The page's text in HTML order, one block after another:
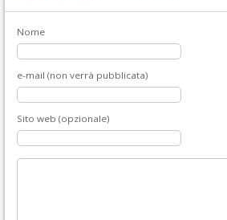
Nome
e-mail (non verrà pubblicata)
Sito web (opzionale)